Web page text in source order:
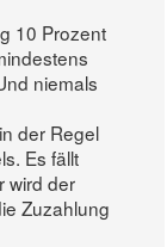
10 Prozent
niemals
der Regel
Es fällt
wird der
Zuzahlung